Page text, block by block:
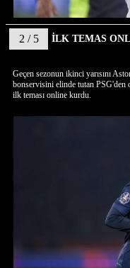
2 / 5 İLK TEMAS
Geçen sezonun ikinci yarısını
bonservisini elinde tutan PSG'den
ilk teması online kurdu.